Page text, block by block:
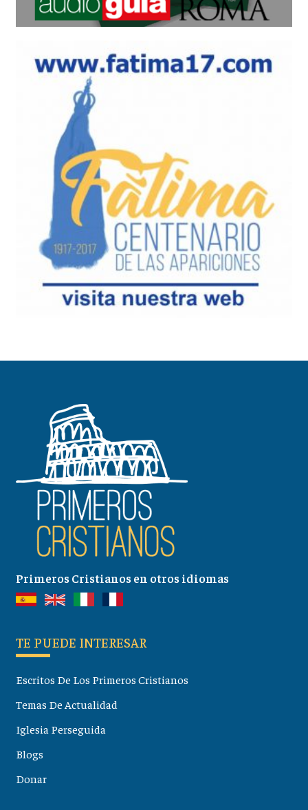
Primeros Cristianos en otros idiomas
TE PUEDE INTERESAR
Escritos De Los Primeros Cristianos
Temas De Actualidad
Iglesia Perseguida
Blogs
Donar